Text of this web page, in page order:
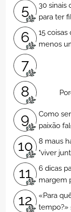
5
30 sinais
para ter
6
15
menos
7
8
9
Como
paixão
10
8 maus
"viver
11
6 dicas
margem
12
«Para
tempo?»